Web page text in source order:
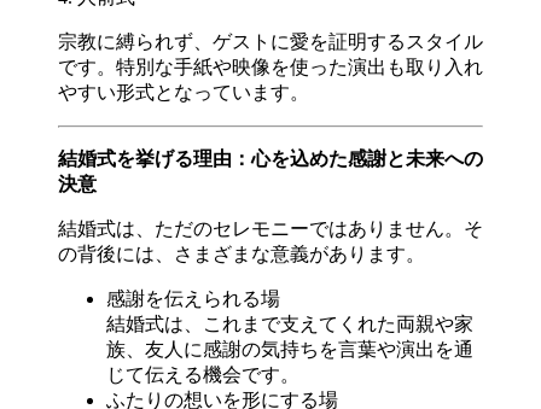
宗教に縛られず、ゲストに愛を証明するスタイル
です。特別な手紙や映像を使った演出も取り入れ
やすい形式となっています。
結婚式を挙げる理由：心を込めた感謝と未来への
決意
結婚式は、ただのセレモニーではありません。そ
の背後には、さまざまな意義があります。
感謝を伝えられる場
結婚式は、これまで支えてくれた両親や家
族、友人に感謝の気持ちを言葉や演出を通
じて伝える機会です。
ふたりの想いを形にする場